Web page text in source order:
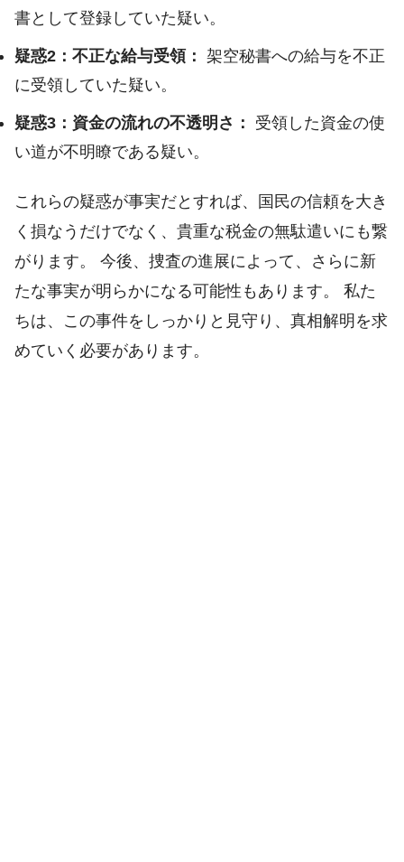
書として登録していた疑い。
疑惑2：不正な給与受領： 架空秘書への給与を不正
に受領していた疑い。
疑惑3：資金の流れの不透明さ：
受領した資金の使
い道が不明瞭である疑い。
これらの疑惑が事実だとすれば、国民の信頼を大き
く損なうだけでなく、貴重な税金の無駄遣いにも繋
がります。 今後、捜査の進展によって、さらに新
たな事実が明らかになる可能性もあります。 私た
ちは、この事件をしっかりと見守り、真相解明を求
めていく必要があります。